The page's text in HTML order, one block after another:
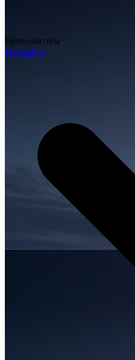
Sprievodcovia
Destinácie